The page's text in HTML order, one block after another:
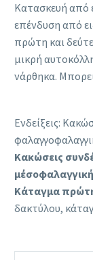
Κατασκευή από
επένδυση από
πρώτη και
μικρή
νάρθηκα.
Ενδείξεις:
Κακώσεις
Κάταγμα
δακτύλου,